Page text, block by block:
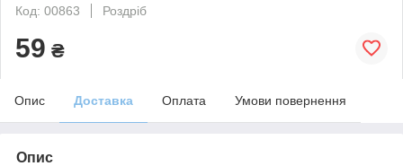
Код: 00863
Роздріб
59 ₴
Опис Доставка Оплата Умови повернення
Опис